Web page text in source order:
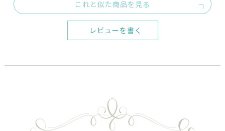
これと似た商品を見る
レビューを書く